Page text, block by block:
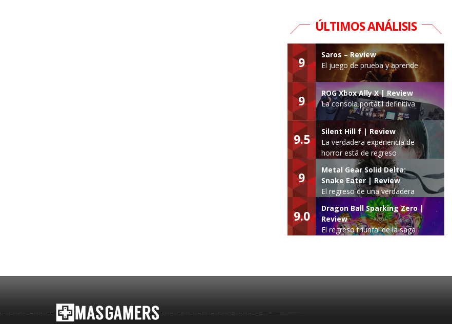
ÚLTIMOS ANÁLISIS
9
Saros – Review
El juego de prueba y aprende
9
ROG Xbox Ally X | Review
La consola portátil definitiva
9.5
Silent Hill f | Review
La verdadera experiencia de
horror está de regreso
9
Metal Gear Solid Delta:
Snake Eater | Review
El regreso de una verdadera
leyenda
9.0
Dragon Ball Sparking Zero |
Review
El regreso triunfal de la saga